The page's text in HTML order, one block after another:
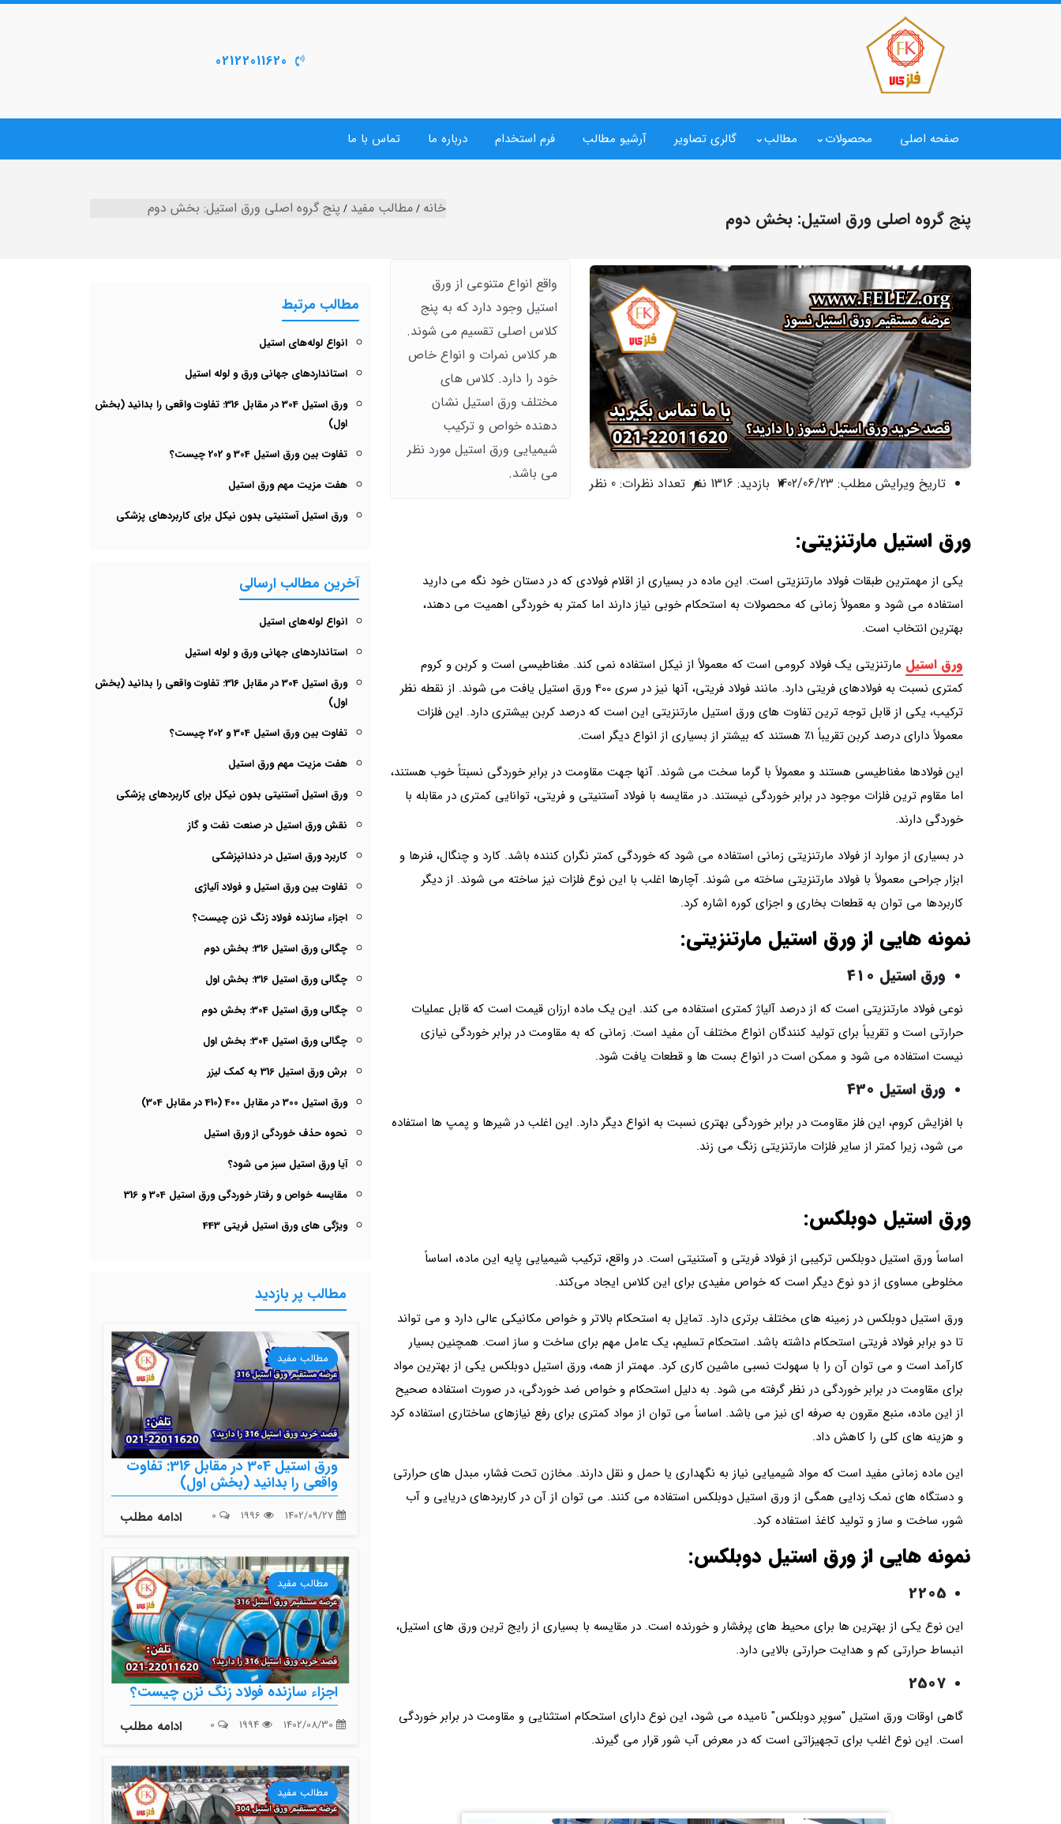
02122011620
صفحه اصلی محصولات مطالب گالری تصاویر آرشیو مطالب فرم استخدام درباره ما تماس با ما
پنج گروه اصلی ورق استیل: بخش دوم خانه مطالب مفید پنج گروه اصلی ورق استیل: بخش دوم
تاریخ ویرایش مطلب: 1402/06/23 بازدید: 1316 نفر تعداد نظرات: 0 نظر
واقع انواع متنوعی از ورق
استیل وجود دارد که به پنج
کلاس اصلی تقسیم می شوند.
هر کلاس نمرات و انواع خاص
خود را دارد. کلاس های
مختلف ورق استیل نشان
دهنده خواص و ترکیب
شیمیایی ورق استیل مورد نظر
می باشد.
ورق استیل مارتنزیتی:
یکی از مهمترین طبقات فولاد مارتنزیتی است. این ماده در بسیاری از اقلام فولادی که در دستان خود نگه می دارید
استفاده می شود و معمولاً زمانی که محصولات به استحکام خوبی نیاز دارند اما کمتر به خوردگی اهمیت می دهند،
بهترین انتخاب است.
ورق استیل مارتنزیتی یک فولاد کرومی است که معمولاً از نیکل استفاده نمی کند. مغناطیسی است و کربن و کروم
کمتری نسبت به فولادهای فریتی دارد. مانند فولاد فریتی، آنها نیز در سری 400 ورق استیل یافت می شوند. از نقطه نظر
ترکیب، یکی از قابل توجه ترین تفاوت های ورق استیل مارتنزیتی این است که درصد کربن بیشتری دارد. این فلزات
معمولاً دارای درصد کربن تقریباً 1٪ هستند که بیشتر از بسیاری از انواع دیگر است.
این فولادها مغناطیسی هستند و معمولاً با گرما سخت می شوند. آنها جهت مقاومت در برابر خوردگی نسبتاً خوب هستند،
اما مقاوم ترین فلزات موجود در برابر خوردگی نیستند. در مقایسه با فولاد آستنیتی و فریتی، توانایی کمتری در مقابله با
خوردگی دارند.
در بسیاری از موارد از فولاد مارتنزیتی زمانی استفاده می شود که خوردگی کمتر نگران کننده باشد. کارد و چنگال، فنرها و
ابزار جراحی معمولاً با فولاد مارتنزیتی ساخته می شوند. آچارها اغلب با این نوع فلزات نیز ساخته می شوند. از دیگر
کاربردها می توان به قطعات بخاری و اجزای کوره اشاره کرد.
نمونه هایی از ورق استیل مارتنزیتی:
ورق استیل 410
نوعی فولاد مارتنزیتی است که از درصد آلیاژ کمتری استفاده می کند. این یک ماده ارزان قیمت است که قابل عملیات
حرارتی است و تقریباً برای تولید کنندگان انواع مختلف آن مفید است. زمانی که به مقاومت در برابر خوردگی نیازی
نیست استفاده می شود و ممکن است در انواع بست ها و قطعات یافت شود.
ورق استیل 430
با افزایش کروم، این فلز مقاومت در برابر خوردگی بهتری نسبت به انواع دیگر دارد. این اغلب در شیرها و پمپ ها استفاده
می شود، زیرا کمتر از سایر فلزات مارتنزیتی زنگ می زند.
ورق استیل دوبلکس:
اساساً ورق استیل دوبلکس ترکیبی از فولاد فریتی و آستنیتی است. در واقع، ترکیب شیمیایی پایه این ماده، اساساً
مخلوطی مساوی از دو نوع دیگر است که خواص مفیدی برای این کلاس ایجاد می‌کند.
ورق استیل دوبلکس در زمینه های مختلف برتری دارد. تمایل به استحکام بالاتر و خواص مکانیکی عالی دارد و می تواند
تا دو برابر فولاد فریتی استحکام داشته باشد. استحکام تسلیم، یک عامل مهم برای ساخت و ساز است. همچنین بسیار
کارآمد است و می توان آن را با سهولت نسبی ماشین کاری کرد. مهمتر از همه، ورق استیل دوبلکس یکی از بهترین مواد
برای مقاومت در برابر خوردگی در نظر گرفته می شود. به دلیل استحکام و خواص ضد خوردگی، در صورت استفاده صحیح
از این ماده، منبع مقرون به صرفه ای نیز می باشد. اساساً می توان از مواد کمتری برای رفع نیازهای ساختاری استفاده کرد
و هزینه های کلی را کاهش داد.
این ماده زمانی مفید است که مواد شیمیایی نیاز به نگهداری یا حمل و نقل دارند. مخازن تحت فشار، مبدل های حرارتی
و دستگاه های نمک زدایی همگی از ورق استیل دوبلکس استفاده می کنند. می توان از آن در کاربردهای دریایی و آب
شور، ساخت و ساز و تولید کاغذ استفاده کرد.
نمونه هایی از ورق استیل دوبلکس:
2205
این نوع یکی از بهترین ها برای محیط های پرفشار و خورنده است. در مقایسه با بسیاری از رایج ترین ورق های استیل،
انبساط حرارتی کم و هدایت حرارتی بالایی دارد.
2507
گاهی اوقات ورق استیل "سوپر دوبلکس" نامیده می شود، این نوع دارای استحکام استثنایی و مقاومت در برابر خوردگی
است. این نوع اغلب برای تجهیزاتی است که در معرض آب شور قرار می گیرند.
مطالب مرتبط
انواع لوله‌های استیل
استانداردهای جهانی ورق و لوله استیل
ورق استیل 304 در مقابل 316: تفاوت واقعی را بدانید (بخش
اول)
تفاوت بین ورق استیل 304 و 202 چیست؟
هفت مزیت مهم ورق استیل
ورق استیل آستنیتی بدون نیکل برای کاربردهای پزشکی
آخرین مطالب ارسالی
انواع لوله‌های استیل
استانداردهای جهانی ورق و لوله استیل
ورق استیل 304 در مقابل 316: تفاوت واقعی را بدانید (بخش
اول)
تفاوت بین ورق استیل 304 و 202 چیست؟
هفت مزیت مهم ورق استیل
ورق استیل آستنیتی بدون نیکل برای کاربردهای پزشکی
نقش ورق استیل در صنعت نفت و گاز
کاربرد ورق استیل در دندانپزشکی
تفاوت بین ورق استیل و فولاد آلیاژی
اجزاء سازنده فولاد زنگ نزن چیست؟
چگالی ورق استیل 316: بخش دوم
چگالی ورق استیل 316: بخش اول
چگالی ورق استیل 304: بخش دوم
چگالی ورق استیل 304: بخش اول
برش ورق استیل 316 به کمک لیزر
ورق استیل 300 در مقابل 400 (410 در مقابل 304)
نحوه حذف خوردگی از ورق استیل
آیا ورق استیل سبز می شود؟
مقایسه خواص و رفتار خوردگی ورق استیل 304 و 316
ویژگی های ورق استیل فریتی 443
مطالب پر بازدید
مطالب مفید
ورق استیل 304 در مقابل 316: تفاوت
واقعی را بدانید (بخش اول)
ادامه مطلب
مطالب مفید
اجزاء سازنده فولاد زنگ نزن چیست؟
ادامه مطلب
مطالب مفید